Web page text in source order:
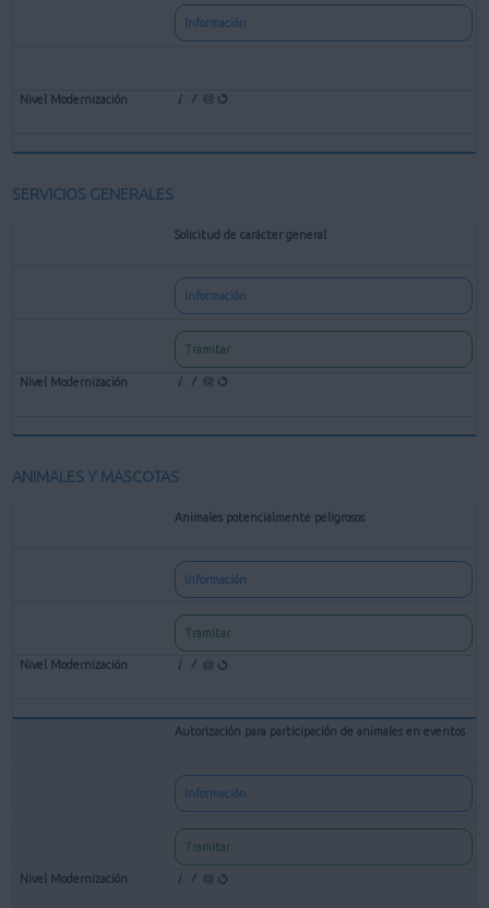
Información
SERVICIOS GENERALES
Solicitud de carácter general
Información
Tramitar
ANIMALES Y MASCOTAS
Animales potencialmente peligrosos
Información
Tramitar
Autorización para participación de animales en eventos
Información
Tramitar